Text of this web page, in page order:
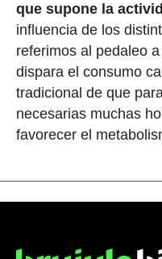
que supone la
influencia de los
referimos al pedaleo
dispara el consumo
tradicional de que
necesarias muchas
favorecer el